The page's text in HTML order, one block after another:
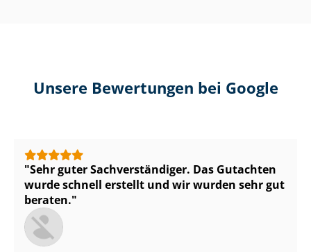
Unsere Bewertungen bei Google
Sehr guter Sach­ver­stän­di­ger. Das Gutachten
wurde schnell erstellt und wir wurden sehr gut
beraten.